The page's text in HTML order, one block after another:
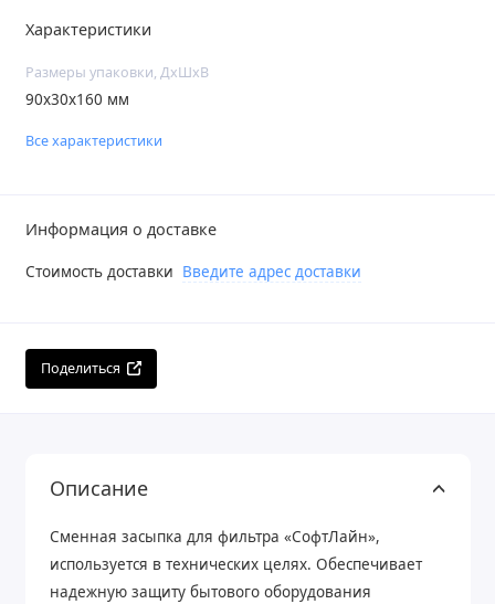
Характеристики
Размеры упаковки, ДхШхВ
90x30x160 мм
Все характеристики
Информация о доставке
Стоимость доставки Введите адрес доставки
Поделиться
Описание
Сменная засыпка для фильтра «СофтЛайн»,
используется в технических целях. Обеспечивает
надежную защиту бытового оборудования